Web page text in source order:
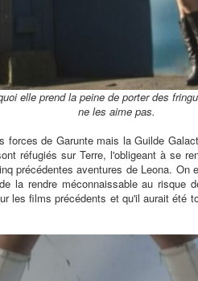
elle prend la peine de porter des
ne les aime pas.
de Garunte mais la Guilde
réfugiés sur Terre, l'obligeant à se
précédentes aventures de Leona.
la rendre méconnaissable au risque
les films précédents et qu'il aurait été